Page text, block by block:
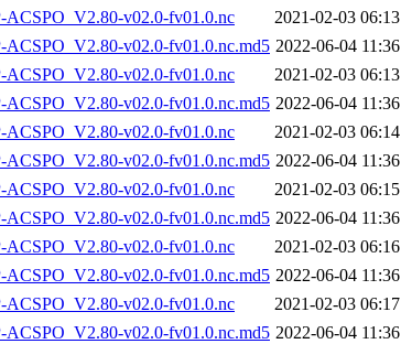
v02.0-fv01.0.nc
2021-02-03 06:13
v02.0-fv01.0.nc.md5 2022-06-04 11:36
v02.0-fv01.0.nc
2021-02-03 06:13
v02.0-fv01.0.nc.md5 2022-06-04 11:36
v02.0-fv01.0.nc
2021-02-03 06:14
v02.0-fv01.0.nc.md5 2022-06-04 11:36
v02.0-fv01.0.nc
2021-02-03 06:15
v02.0-fv01.0.nc.md5 2022-06-04 11:36
v02.0-fv01.0.nc
2021-02-03 06:16
v02.0-fv01.0.nc.md5 2022-06-04 11:36
v02.0-fv01.0.nc
2021-02-03 06:17
v02.0-fv01.0.nc.md5 2022-06-04 11:36